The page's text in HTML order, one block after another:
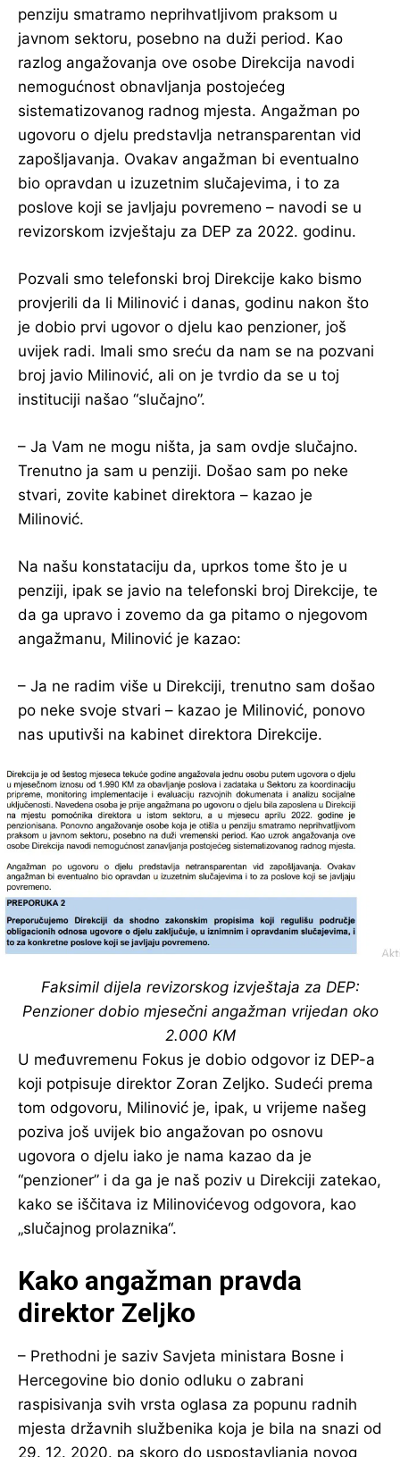
penziju smatramo neprihvatljivom praksom u
javnom sektoru, posebno na duži period. Kao
razlog angažovanja ove osobe Direkcija navodi
nemogućnost obnavljanja postojećeg
sistematizovanog radnog mjesta. Angažman po
ugovoru o djelu predstavlja netransparentan vid
zapošljavanja. Ovakav angažman bi eventualno
bio opravdan u izuzetnim slučajevima, i to za
poslove koji se javljaju povremeno – navodi se u
revizorskom izvještaju za DEP za 2022. godinu.
Pozvali smo telefonski broj Direkcije kako bismo
provjerili da li Milinović i danas, godinu nakon što
je dobio prvi ugovor o djelu kao penzioner, još
uvijek radi. Imali smo sreću da nam se na pozvani
broj javio Milinović, ali on je tvrdio da se u toj
instituciji našao “slučajno”.
– Ja Vam ne mogu ništa, ja sam ovdje slučajno.
Trenutno ja sam u penziji. Došao sam po neke
stvari, zovite kabinet direktora – kazao je
Milinović.
Na našu konstataciju da, uprkos tome što je u
penziji, ipak se javio na telefonski broj Direkcije, te
da ga upravo i zovemo da ga pitamo o njegovom
angažmanu, Milinović je kazao:
– Ja ne radim više u Direkciji, trenutno sam došao
po neke svoje stvari – kazao je Milinović, ponovo
nas uputivši na kabinet direktora Direkcije.
Faksimil dijela revizorskog izvještaja za DEP:
Penzioner dobio mjesečni angažman vrijedan oko
2.000 KM
U međuvremenu Fokus je dobio odgovor iz DEP-a
koji potpisuje direktor Zoran Zeljko. Sudeći prema
tom odgovoru, Milinović je, ipak, u vrijeme našeg
poziva još uvijek bio angažovan po osnovu
ugovora o djelu iako je nama kazao da je
“penzioner” i da ga je naš poziv u Direkciji zatekao,
kako se iščitava iz Milinovićevog odgovora, kao
„slučajnog prolaznika“.
Kako angažman pravda
direktor Zeljko
– Prethodni je saziv Savjeta ministara Bosne i
Hercegovine bio donio odluku o zabrani
raspisivanja svih vrsta oglasa za popunu radnih
mjesta državnih službenika koja je bila na snazi od
29. 12. 2020. pa skoro do uspostavljanja novog